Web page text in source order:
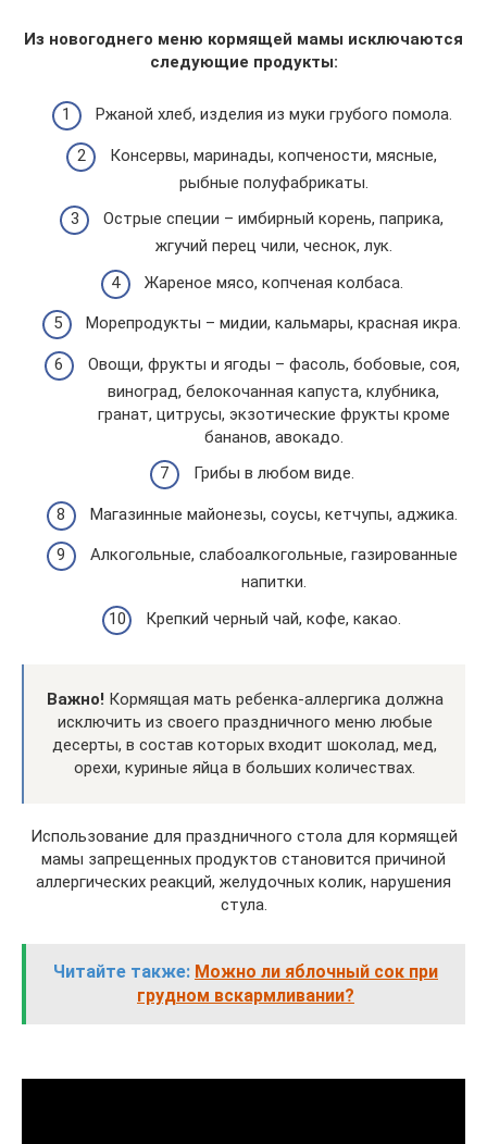
Из новогоднего меню кормящей мамы исключаются
следующие продукты:
Ржаной хлеб, изделия из муки грубого помола.
Консервы, маринады, копчености, мясные,
рыбные полуфабрикаты.
Острые специи – имбирный корень, паприка,
жгучий перец чили, чеснок, лук.
Жареное мясо, копченая колбаса.
Морепродукты – мидии, кальмары, красная икра.
Овощи, фрукты и ягоды – фасоль, бобовые, соя,
виноград, белокочанная капуста, клубника,
гранат, цитрусы, экзотические фрукты кроме
бананов, авокадо.
Грибы в любом виде.
Магазинные майонезы, соусы, кетчупы, аджика.
Алкогольные, слабоалкогольные, газированные
напитки.
Крепкий черный чай, кофе, какао.
Важно! Кормящая мать ребенка-аллергика должна
исключить из своего праздничного меню любые
десерты, в состав которых входит шоколад, мед,
орехи, куриные яйца в больших количествах.
Использование для праздничного стола для кормящей
мамы запрещенных продуктов становится причиной
аллергических реакций, желудочных колик, нарушения
стула.
Читайте также: Можно ли яблочный сок при
грудном вскармливании?